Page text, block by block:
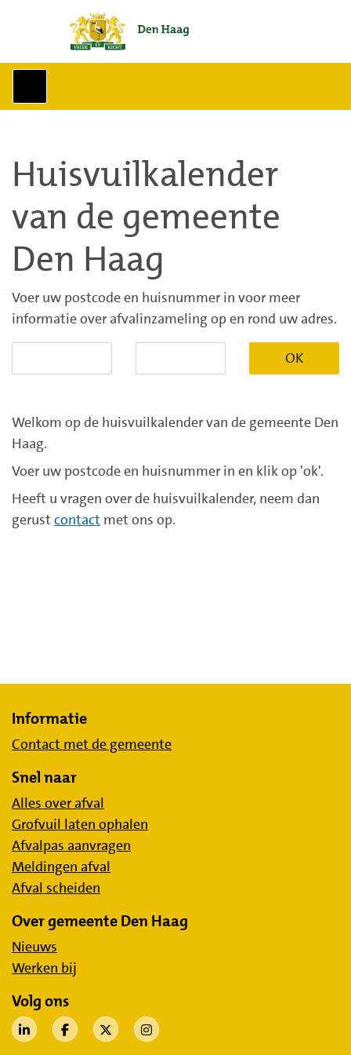
Naar hoofdinhoud
Huisvuilkalender
van de gemeente
Den Haag
Voer uw postcode en huisnummer in voor meer
informatie over afvalinzameling op en rond uw adres.
OK
Welkom op de huisvuilkalender van de gemeente Den
Haag.
Voer uw postcode en huisnummer in en klik op 'ok'.
Heeft u vragen over de huisvuilkalender, neem dan
gerust contact met ons op.
Informatie
Contact met de gemeente
Snel naar
Alles over afval
Grofvuil laten ophalen
Afvalpas aanvragen
Meldingen afval
Afval scheiden
Over gemeente Den Haag
Nieuws
Werken bij
Volg ons